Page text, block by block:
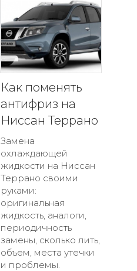
Как поменять
антифриз на
Ниссан Террано
Замена
охлаждающей
жидкости на Ниссан
Террано своими
руками:
оригинальная
жидкость, аналоги,
периодичность
замены, сколько лить,
объем, места утечки
и проблемы.